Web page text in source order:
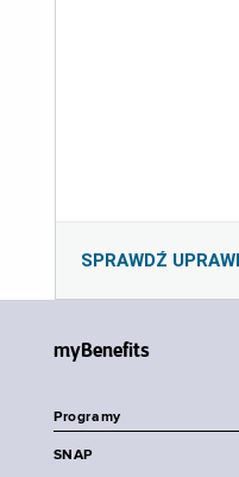
SPRAWDŹ
myBenefits
Programy
SNAP